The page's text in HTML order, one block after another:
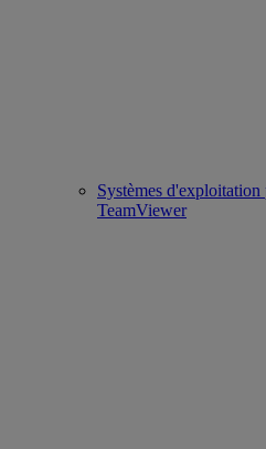
Systèmes
TeamViewer